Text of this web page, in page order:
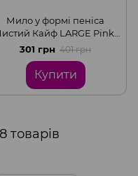
Мило у формі пеніса
Кайф LARGE Pink,
крафтове мило-член,
натуральне
301 грн 401 грн
Купити
товарів